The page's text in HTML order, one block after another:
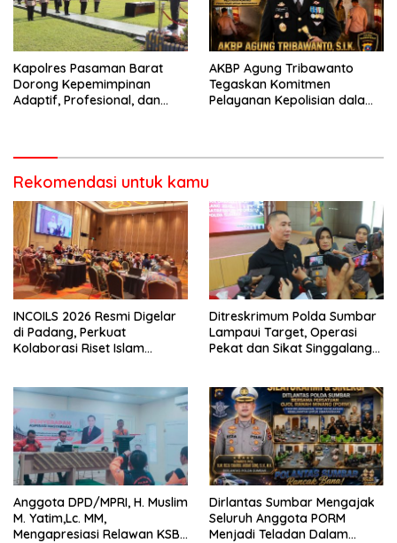
Kapolres Pasaman Barat
Dorong Kepemimpinan
Adaptif, Profesional, dan
AKBP Agung Tribawanto
Tegaskan Komitmen
Pelayanan Kepolisian dalam
Rekomendasi untuk kamu
INCOILS 2026 Resmi Digelar
di Padang, Perkuat
Kolaborasi Riset Islam
Ditreskrimum Polda Sumbar
Lampaui Target, Operasi
Pekat dan Sikat Singgalang
Anggota DPD/MPRI, H. Muslim
M. Yatim,Lc. MM,
Mengapresiasi Relawan KSB
Dirlantas Sumbar Mengajak
Seluruh Anggota PORM
Menjadi Teladan Dalam